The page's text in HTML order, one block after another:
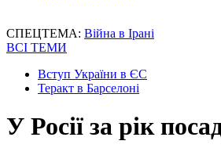
СПЕЦТЕМА: Війна в Ірані
ВСІ ТЕМИ
Вступ України в ЄС
Теракт в Барселоні
У Росії за рік